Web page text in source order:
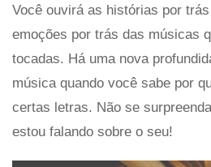
Você ouvirá as histórias por
emoções por trás das músicas
tocadas. Há uma nova
música quando você sabe por
certas letras. Não se
estou falando sobre o seu!